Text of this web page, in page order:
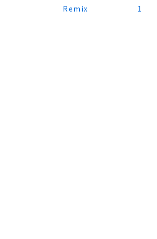
Remix
1